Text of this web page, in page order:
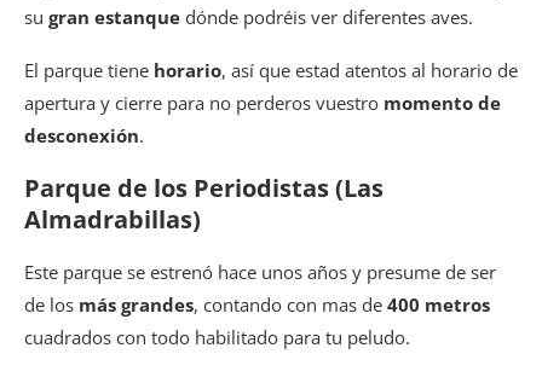
su gran estanque dónde podréis ver diferentes aves.
El parque tiene horario, así que estad atentos al horario de
apertura y cierre para no perderos vuestro momento de
desconexión.
Parque de los Periodistas (Las
Almadrabillas)
Este parque se estrenó hace unos años y presume de ser
de los más grandes, contando con mas de 400 metros
cuadrados con todo habilitado para tu peludo.